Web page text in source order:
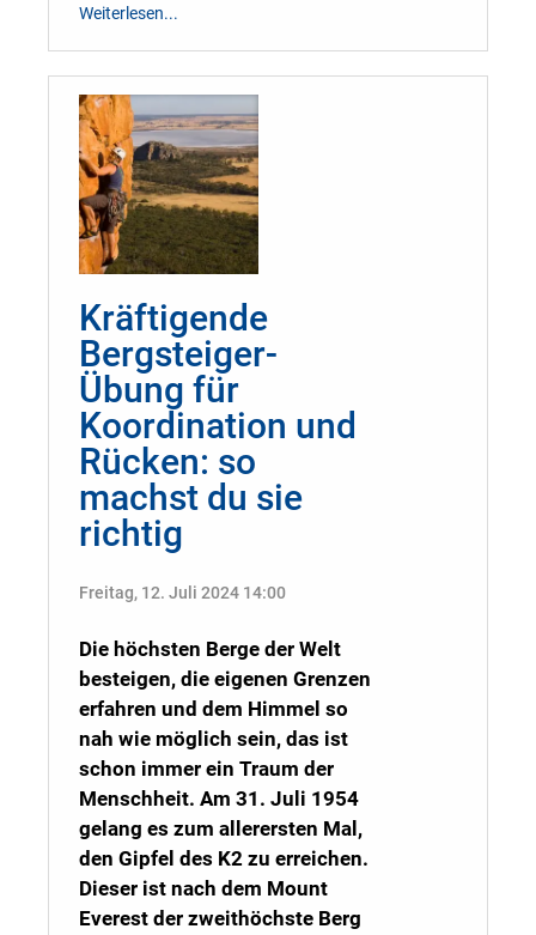
Weiterlesen...
Kräftigende
Bergsteiger-
Übung für
Koordination und
Rücken: so
machst du sie
richtig
Freitag, 12. Juli 2024 14:00
Die höchsten Berge der Welt
besteigen, die eigenen Grenzen
erfahren und dem Himmel so
nah wie möglich sein, das ist
schon immer ein Traum der
Menschheit. Am 31. Juli 1954
gelang es zum allerersten Mal,
den Gipfel des K2 zu erreichen.
Dieser ist nach dem Mount
Everest der zweithöchste Berg